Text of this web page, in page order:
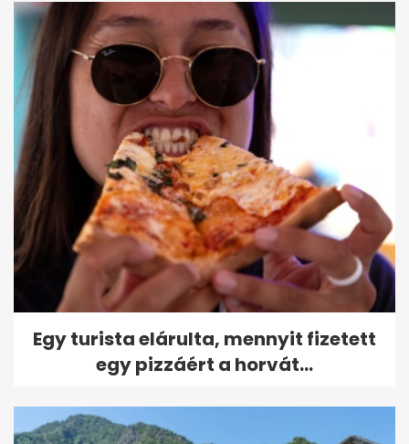
Egy turista elárulta, mennyit fizetett
egy pizzáért a horvát...